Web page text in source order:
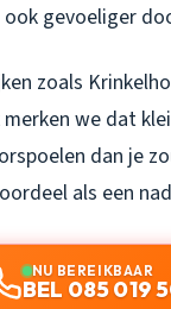
gevoeliger
zoals
we dat
dan je
als een
NU BEREIKBAAR
BEL 085 019